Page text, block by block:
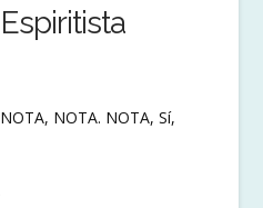
NOTA. NOTA, Sí,